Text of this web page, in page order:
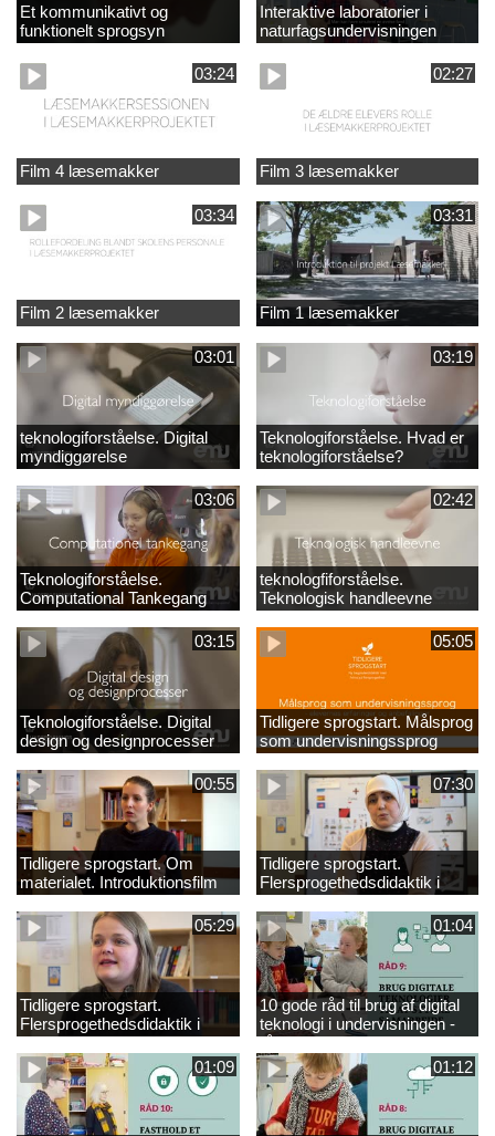
Et kommunikativt og
funktionelt sprogsyn
Interaktive laboratorier i
naturfagsundervisningen
03:24
Film 4 læsemakker
02:27
Film 3 læsemakker
03:34
Film 2 læsemakker
03:31
Film 1 læsemakker
03:01
teknologiforståelse. Digital
myndiggørelse
03:19
Teknologiforståelse. Hvad er
teknologiforståelse?
03:06
Teknologiforståelse.
Computational Tankegang
02:42
teknologfiforståelse.
Teknologisk handleevne
03:15
Teknologiforståelse. Digital
design og designprocesser
05:05
Tidligere sprogstart. Målsprog
som undervisningssprog
00:55
Tidligere sprogstart. Om
materialet. Introduktionsfilm
07:30
Tidligere sprogstart.
Flersprogethedsdidaktik i
fransk og tysk
05:29
Tidligere sprogstart.
Flersprogethedsdidaktik i
engelsk
01:04
10 gode råd til brug af digital
teknologi i undervisningen -
råd 9
01:09
01:12